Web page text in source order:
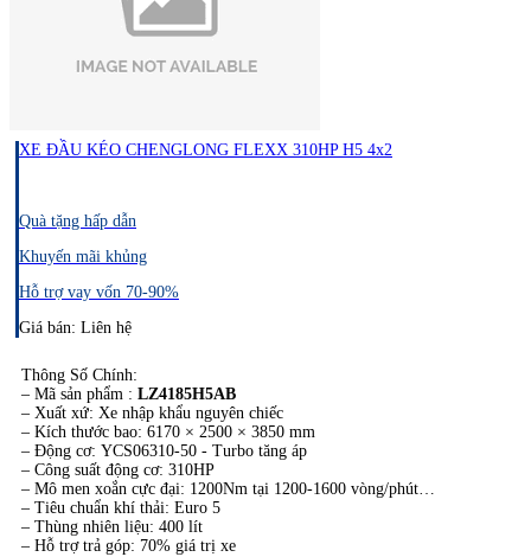
XE ĐẦU KÉO CHENGLONG FLEXX 310HP H5 4x2
Quà tặng hấp dẫn
Khuyến mãi khủng
Hỗ trợ vay vốn 70-90%
Giá bán: Liên hệ
Thông Số Chính:​
– Mã sản phẩm : LZ4185H5AB
– Xuất xứ: Xe nhập khẩu nguyên chiếc
– Kích thước bao: 6170 × 2500 × 3850 mm
– Động cơ: YCS06310-50 - Turbo tăng áp
– Công suất động cơ: 310HP
– Mô men xoắn cực đại: 1200Nm tại 1200-1600 vòng/phút
– Tiêu chuẩn khí thải: Euro 5
– Thùng nhiên liệu: 400 lít
– Hỗ trợ trả góp: 70% giá trị xe